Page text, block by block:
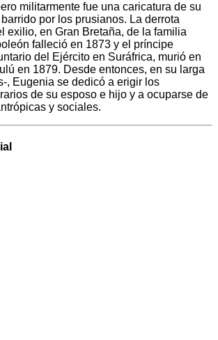
militarmente fue una caricatura de su
por los prusianos. La derrota
exilio, en Gran Bretaña, de la familia
falleció en 1873 y el príncipe
del Ejército en Suráfrica, murió en
en 1879. Desde entonces, en su larga
, Eugenia se dedicó a erigir los
de su esposo e hijo y a ocuparse de
y sociales.